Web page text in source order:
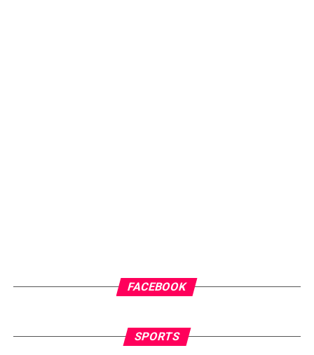
FACEBOOK
SPORTS